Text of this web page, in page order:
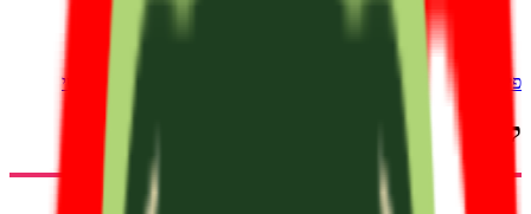
פיצה המבורגר בשר חטיפים וממתקים סושי
קופונים ומבצעים זמינים